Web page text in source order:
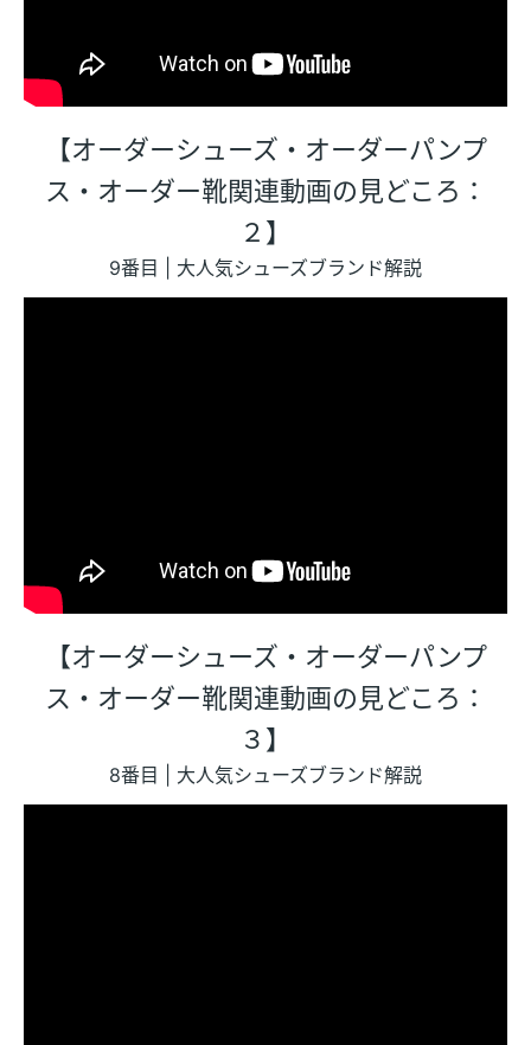
【オーダーシューズ・オーダーパンプ
ス・オーダー靴関連動画の見どころ：
２】
9番目 | 大人気シューズブランド解説
【オーダーシューズ・オーダーパンプ
ス・オーダー靴関連動画の見どころ：
３】
8番目 | 大人気シューズブランド解説